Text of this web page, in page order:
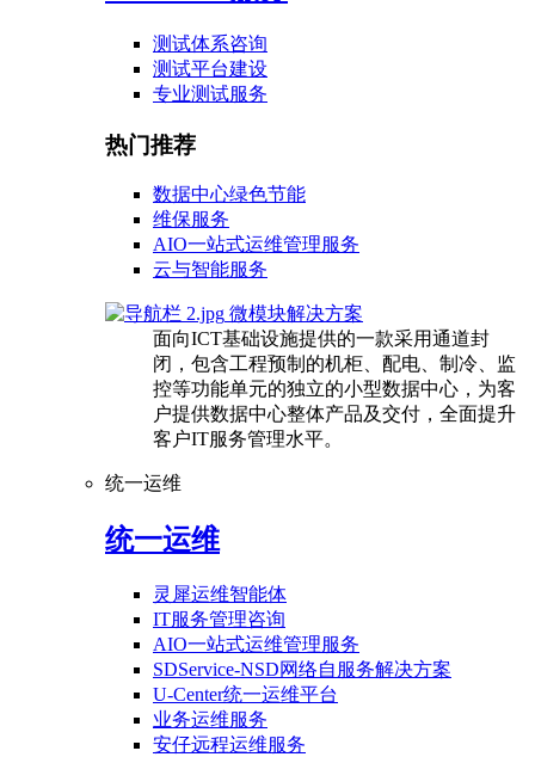
测试体系咨询
测试平台建设
专业测试服务
热门推荐
数据中心绿色节能
维保服务
AIO一站式运维管理服务
云与智能服务
微模块解决方案
面向ICT基础设施提供的一款采用通道封
闭，包含工程预制的机柜、配电、制冷、监
控等功能单元的独立的小型数据中心，为客
户提供数据中心整体产品及交付，全面提升
客户IT服务管理水平。
统一运维
统一运维
灵犀运维智能体
IT服务管理咨询
AIO一站式运维管理服务
SDService-NSD网络自服务解决方案
U-Center统一运维平台
业务运维服务
安仔远程运维服务